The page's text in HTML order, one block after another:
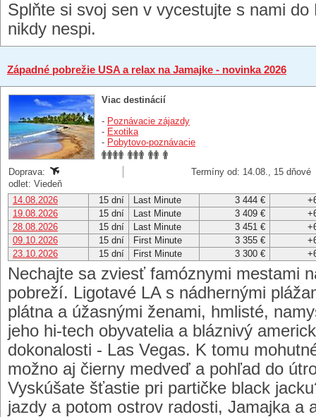
Splňte si svoj sen v vycestujte s nami
nikdy nespi.
Západné pobrežie USA a relax na Jamajke - novinka 2026
Viac destinácií
- Poznávacie zájazdy
- Exotika
- Pobytovo-poznávacie
Doprava:
Termíny od: 14.08., 15 dňové
odlet: Viedeň
14.08.2026
15 dní Last Minute 3 444 €
19.08.2026
15 dní Last Minute 3 409 €
28.08.2026
15 dní Last Minute 3 451 €
09.10.2026
15 dní First Minute 3 355 €
23.10.2026
15 dní First Minute 3 300 €
Nechajte sa zviesť famóznymi mestami
pobreží. Ligotavé LA s nádhernými
plátna a úžasnými ženami, hmlisté,
jeho hi-tech obyvatelia a bláznivý
dokonalosti - Las Vegas. K tomu
možno aj čierny medveď a pohľad do
Vyskúšate šťastie pri partičke black
jazdy a potom ostrov radosti, Jamajka a